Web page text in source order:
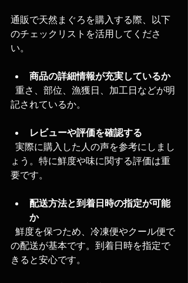
通販で天然まぐろを購入する際、以下
のチェックリストを活用してくださ
い。
商品の詳細情報が充実しているか
記されているか。
レビューや評価を確認する
ょう。特に鮮度や味に関する評価は重
要です。
配送方法と到着日時の指定が可能
か
の配送が基本です。到着日時を指定で
きると安心です。